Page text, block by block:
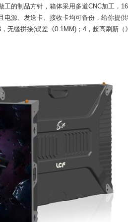
的制品方针，箱体采用多道CNC加工，
源、发送卡、接收卡均可备份，给你提供
无缝拼接(误差《0.1MM)；4，超高刷新（